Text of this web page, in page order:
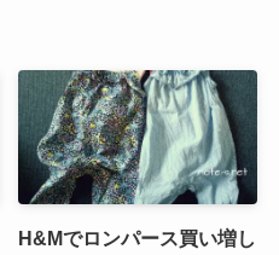
H&Mでロンパース買い増し